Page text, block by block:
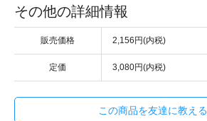
その他の詳細情報
販売価格 2,156円(内税)
定価 3,080円(内税)
この商品を友達に教える